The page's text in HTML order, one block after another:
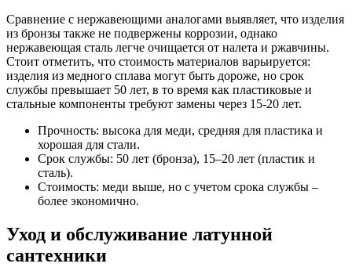
Сравнение с нержавеющими аналогами выявляет, что изделия
из бронзы также не подвержены коррозии, однако
нержавеющая сталь легче очищается от налета и ржавчины.
Стоит отметить, что стоимость материалов варьируется:
изделия из медного сплава могут быть дороже, но срок
службы превышает 50 лет, в то время как пластиковые и
стальные компоненты требуют замены через 15-20 лет.
Прочность: высока для меди, средняя для пластика и
хорошая для стали.
Срок службы: 50 лет (бронза), 15–20 лет (пластик и
сталь).
Стоимость: меди выше, но с учетом срока службы –
более экономично.
Уход и обслуживание латунной
сантехники